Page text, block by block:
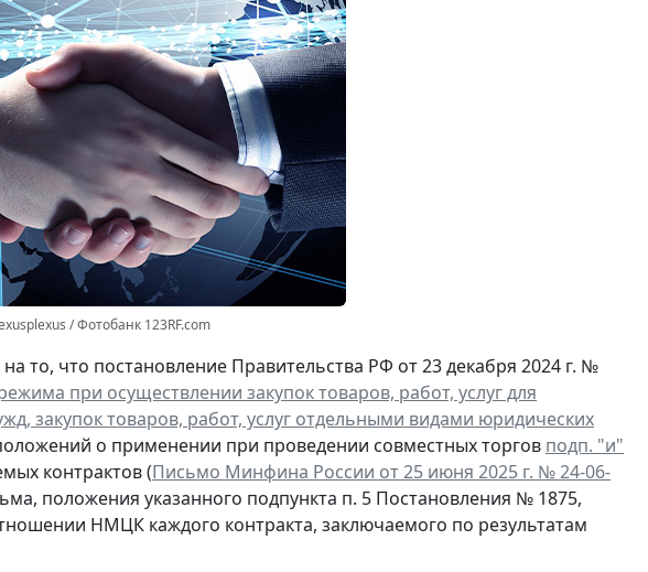
/ Фотобанк 123RF.com
то, что постановление Правительства РФ от 23 декабря 2024 г. №
при осуществлении закупок товаров, работ, услуг для
закупок товаров, работ, услуг отдельными видами юридических
о применении при проведении совместных торгов подп. "и"
контрактов (Письмо Минфина России от 25 июня 2025 г. № 24-06-
положения указанного подпункта п. 5 Постановления № 1875,
НМЦК каждого контракта, заключаемого по результатам